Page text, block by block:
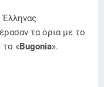
Έλληνας
τα όρια με το
το «Bugonia».